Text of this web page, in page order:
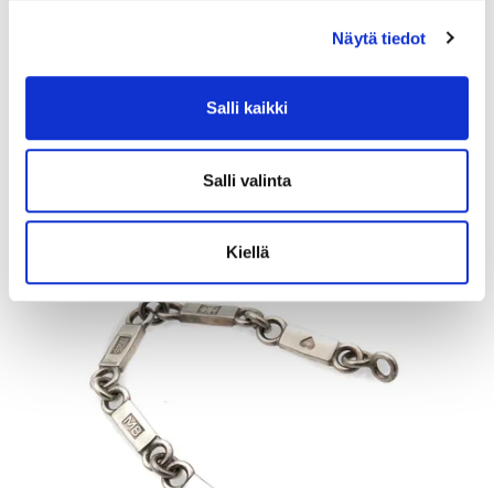
Näytä tiedot
Salli kaikki
Salli valinta
Kiellä
Kultarannekello, Certina, quatrz;ei käy, 585br, Paino: 27,2 g
Tarjous:480 € (2)
12.8.2026 19:42:30